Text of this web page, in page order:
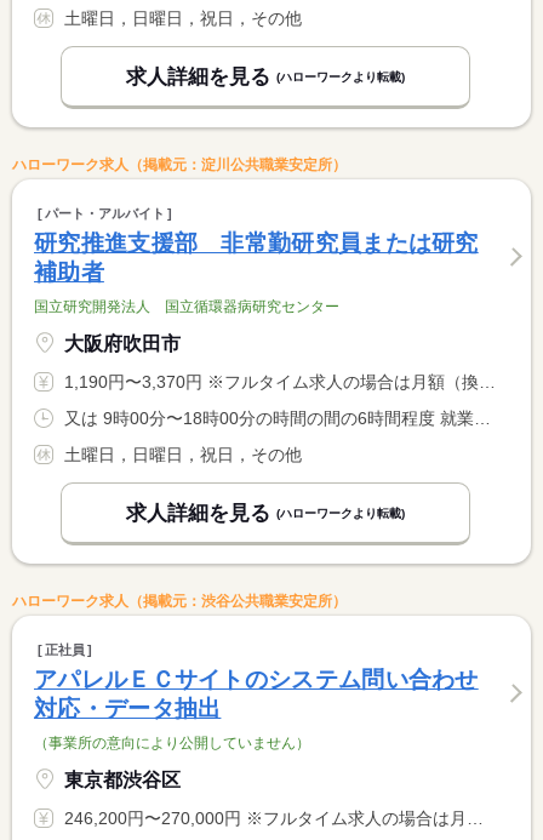
土曜日，日曜日，祝日，その他
求人詳細を見る (ハローワークより転載)
ハローワーク求人（掲載元：淀川公共職業安定所）
パート・アルバイト
研究推進支援部 非常勤研究員または研究
補助者
国立研究開発法人 国立循環器病研究センター
大阪府吹田市
1,190円〜3,370円 ※フルタイム求人の場合は月額（換算額）、パート求人の場合は時間額を表示しています。
土曜日，日曜日，祝日，その他
求人詳細を見る (ハローワークより転載)
ハローワーク求人（掲載元：渋谷公共職業安定所）
正社員
アパレルＥＣサイトのシステム問い合わせ
対応・データ抽出
（事業所の意向により公開していません）
東京都渋谷区
246,200円〜270,000円 ※フルタイム求人の場合は月額（換算額）、パート求人の場合は時間額を表示しています。